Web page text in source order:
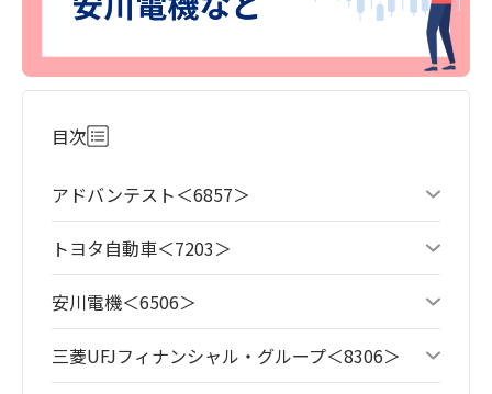
目次
アドバンテスト＜6857＞
トヨタ自動車＜7203＞
安川電機＜6506＞
三菱UFJフィナンシャル・グループ＜8306＞